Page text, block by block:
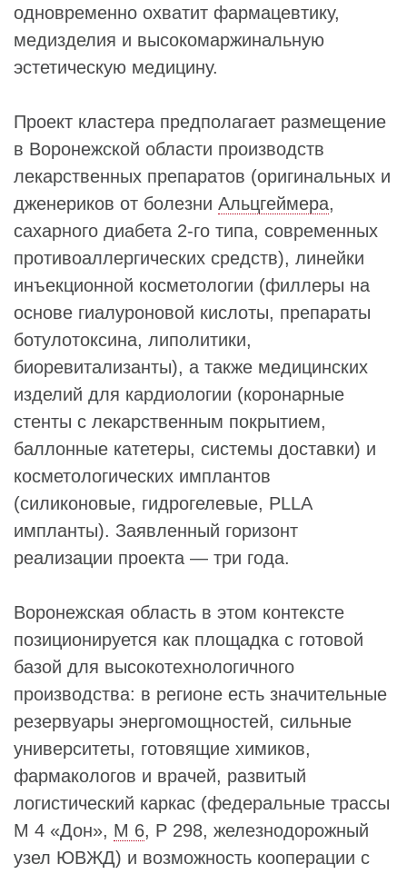
одновременно охватит фармацевтику,
медизделия и высокомаржинальную
эстетическую медицину.
Проект кластера предполагает размещение
в Воронежской области производств
лекарственных препаратов (оригинальных и
дженериков от болезни Альцгеймера,
сахарного диабета 2-го типа, современных
противоаллергических средств), линейки
инъекционной косметологии (филлеры на
основе гиалуроновой кислоты, препараты
ботулотоксина, липолитики,
биоревитализанты), а также медицинских
изделий для кардиологии (коронарные
стенты с лекарственным покрытием,
баллонные катетеры, системы доставки) и
косметологических имплантов
(силиконовые, гидрогелевые, PLLA
импланты). Заявленный горизонт
реализации проекта — три года.
Воронежская область в этом контексте
позиционируется как площадка с готовой
базой для высокотехнологичного
производства: в регионе есть значительные
резервуары энергомощностей, сильные
университеты, готовящие химиков,
фармакологов и врачей, развитый
логистический каркас (федеральные трассы
М 4 «Дон», М 6, Р 298, железнодорожный
узел ЮВЖД) и возможность кооперации с